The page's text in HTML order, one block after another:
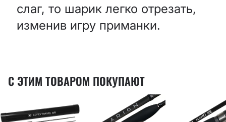
слаг, то шарик легко отрезать,
изменив игру приманки.
С ЭТИМ ТОВАРОМ ПОКУПАЮТ